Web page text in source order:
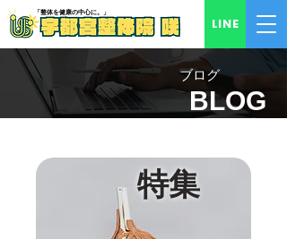
LINE
「​整体を健康の中心に。」
​ブログ
BLOG
​特集